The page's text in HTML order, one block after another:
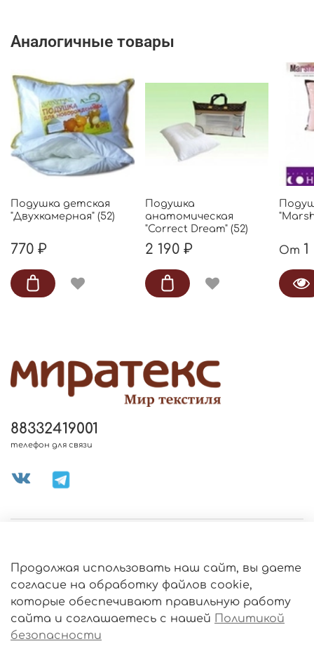
Аналогичные товары
Подушка детская
"Двухкамерная" (52)
770 ₽
Подушка
анатомическая
"Correct Dream" (52)
2 190 ₽ От
ИНФОРМАЦИЯ
О МАГАЗИНЕ
88332419001
телефон для связи
Продолжая использовать наш сайт, вы даете
согласие на обработку файлов cookie,
которые обеспечивают правильную работу
сайта и соглашаетесь с нашей Политикой
безопасности
Политика
обработки